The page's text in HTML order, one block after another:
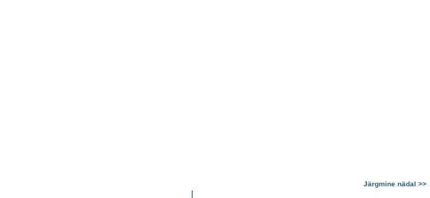
Järgmine nädal >>